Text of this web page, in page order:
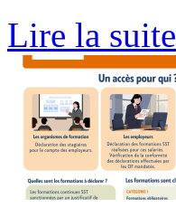
Lire la suite